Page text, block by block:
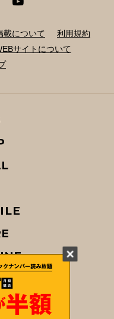
載について
利用規約
サイトについて